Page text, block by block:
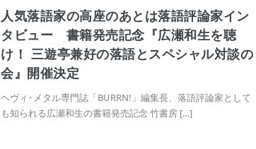
人気落語家の高座のあとは落語評論家イン
タビュー 書籍発売記念『広瀬和生を聴
け！ 三遊亭兼好の落語とスペシャル対談の
会』開催決定
ヘヴィ･メタル専門誌「BURRN!」編集長、落語評論家として
も知られる広瀬和生の書籍発売記念 竹書房 […]